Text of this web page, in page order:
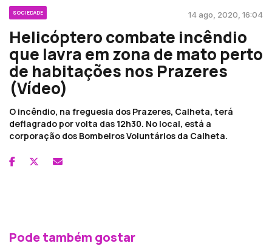
SOCIEDADE 14 ago, 2020, 16:04
Helicóptero combate incêndio
que lavra em zona de mato perto
de habitações nos Prazeres
(Vídeo)
O incêndio, na freguesia dos Prazeres, Calheta, terá
deflagrado por volta das 12h30. No local, está a
corporação dos Bombeiros Voluntários da Calheta.
Pode também gostar